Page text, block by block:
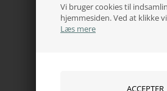
Vi bruger cookies til
hjemmesiden. Ved at klikke
Læs mere